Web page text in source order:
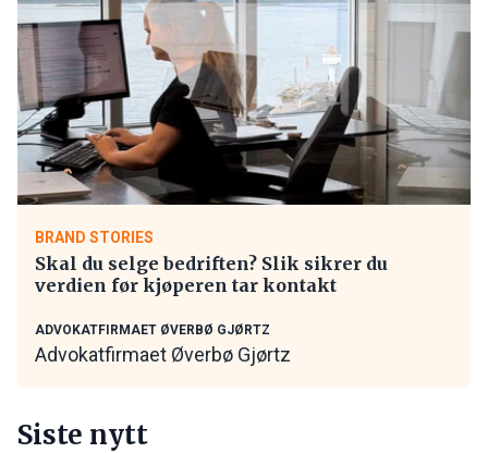
BRAND STORIES
Skal du selge bedriften? Slik sikrer du
verdien før kjøperen tar kontakt
ADVOKATFIRMAET ØVERBØ GJØRTZ
Advokatfirmaet Øverbø Gjørtz
Siste nytt